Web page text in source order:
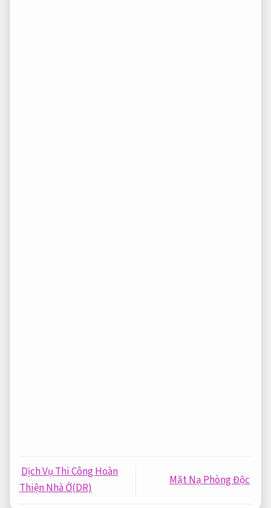
Dịch Vụ Thi Công Hoàn
Thiện Nhà Ở(DR)
Mặt Nạ Phòng Độc